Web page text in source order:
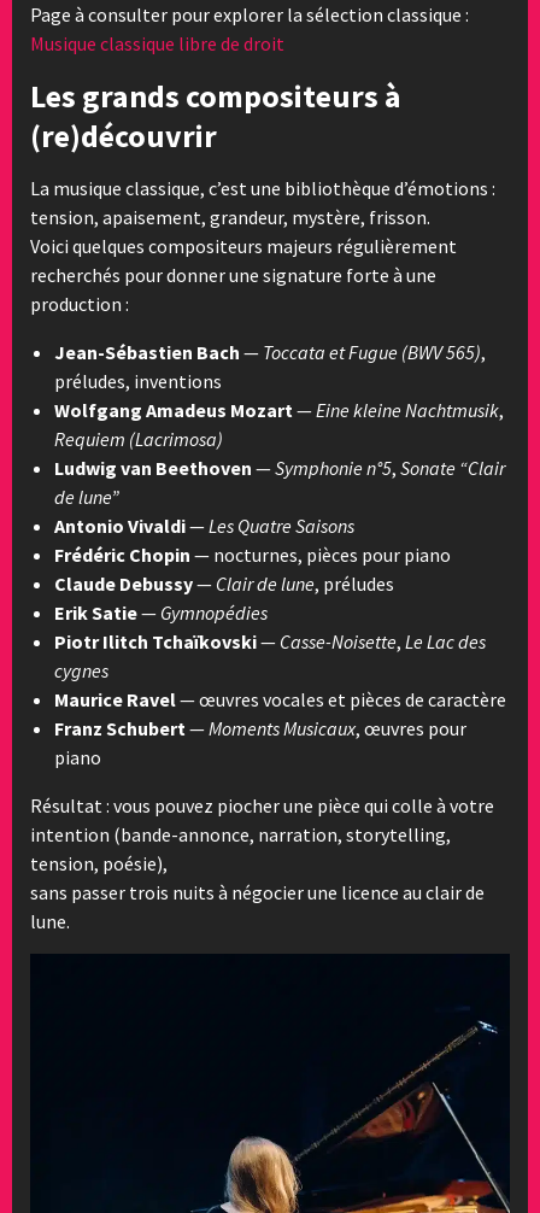
Page à consulter pour explorer la sélection classique :
Musique classique libre de droit
Les grands compositeurs à
(re)découvrir
La musique classique, c’est une bibliothèque d’émotions :
tension, apaisement, grandeur, mystère, frisson.
Voici quelques compositeurs majeurs régulièrement
recherchés pour donner une signature forte à une
production :
Jean-Sébastien Bach — Toccata et Fugue (BWV 565),
préludes, inventions
Wolfgang Amadeus Mozart —Eine kleine Nachtmusik,
Requiem (Lacrimosa)
Ludwig van Beethoven —Symphonie n°5, Sonate “Clair
de lune”
Antonio Vivaldi—Les Quatre Saisons
Frédéric Chopin — nocturnes, pièces pour piano
Claude Debussy— Clair de lune, préludes
Erik Satie— Gymnopédies
Piotr Ilitch Tchaïkovski— Casse-Noisette, Le Lac des
cygnes
Maurice Ravel— œuvres vocales et pièces de caractère
Franz Schubert —Moments Musicaux, œuvres pour
piano
Résultat : vous pouvez piocher une pièce qui colle à votre
intention (bande-annonce, narration, storytelling,
tension, poésie),
sans passer trois nuits à négocier une licence au clair de
lune.